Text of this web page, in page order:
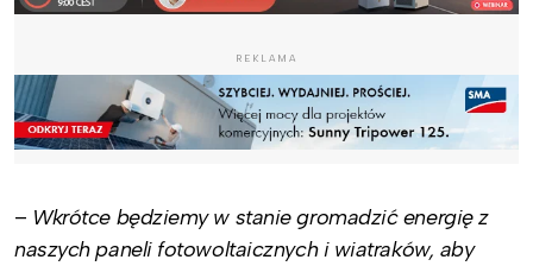
REKLAMA
– Wkrótce będziemy w stanie gromadzić energię z
naszych paneli fotowoltaicznych i wiatraków, aby